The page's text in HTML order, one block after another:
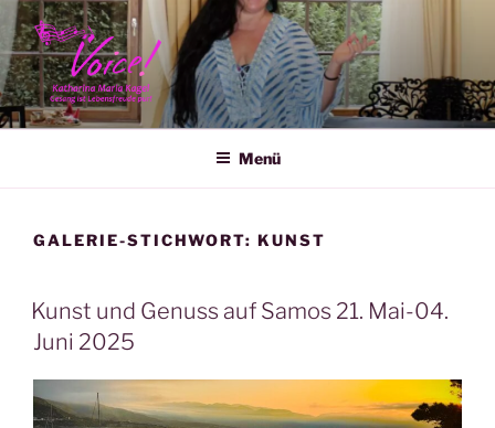
Zum
Inhalt
springen
KATHARINA MARIA KAGEL
Menü
GALERIE-STICHWORT:KUNST
Kunst und Genuss auf Samos 21. Mai-04.
Juni 2025